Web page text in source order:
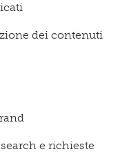
dei contenuti
e richieste